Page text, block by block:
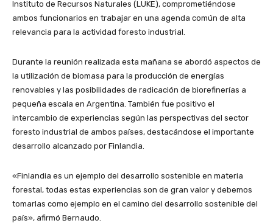
Instituto de Recursos Naturales (LUKE), comprometiéndose
ambos funcionarios en trabajar en una agenda común de alta
relevancia para la actividad foresto industrial.
Durante la reunión realizada esta mañana se abordó aspectos de
la utilización de biomasa para la producción de energías
renovables y las posibilidades de radicación de biorefinerías a
pequeña escala en Argentina. También fue positivo el
intercambio de experiencias según las perspectivas del sector
foresto industrial de ambos países, destacándose el importante
desarrollo alcanzado por Finlandia.
«Finlandia es un ejemplo del desarrollo sostenible en materia
forestal, todas estas experiencias son de gran valor y debemos
tomarlas como ejemplo en el camino del desarrollo sostenible del
país», afirmó Bernaudo.